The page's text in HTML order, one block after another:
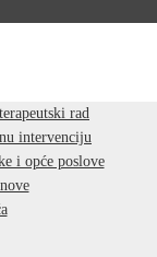
rad
intervenciju
i opće poslove